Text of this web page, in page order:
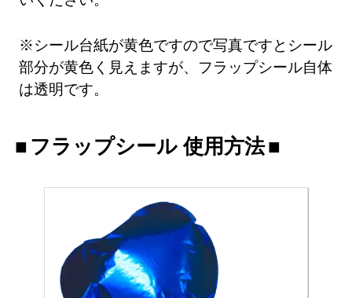
※シール台紙が黄色ですので写真ですとシール
部分が黄色く見えますが、フラップシール自体
は透明です。
フラップシール 使用方法